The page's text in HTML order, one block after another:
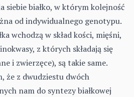
siebie białko, w którym kolejność
od indywidualnego genotypu.
wchodzą w skład kości, mięśni,
z których składają się
i zwierzęce), są takie same.
że z dwudziestu dwóch
nam do syntezy białkowej